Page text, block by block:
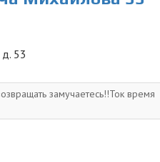
53
замучаетесь!!Ток время